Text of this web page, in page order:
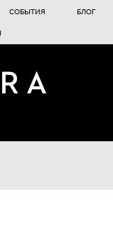
СОБЫТИЯ БЛОГ